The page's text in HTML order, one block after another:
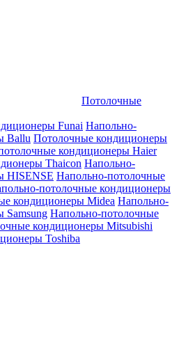
Потолочные
Funai Напольно-
Ballu Потолочные кондиционеры
кондиционеры Haier
Thaicon Напольно-
HISENSE Напольно-потолочные
потолочные кондиционеры
кондиционеры Midea Напольно-
Samsung Напольно-потолочные
кондиционеры Mitsubishi
Toshiba